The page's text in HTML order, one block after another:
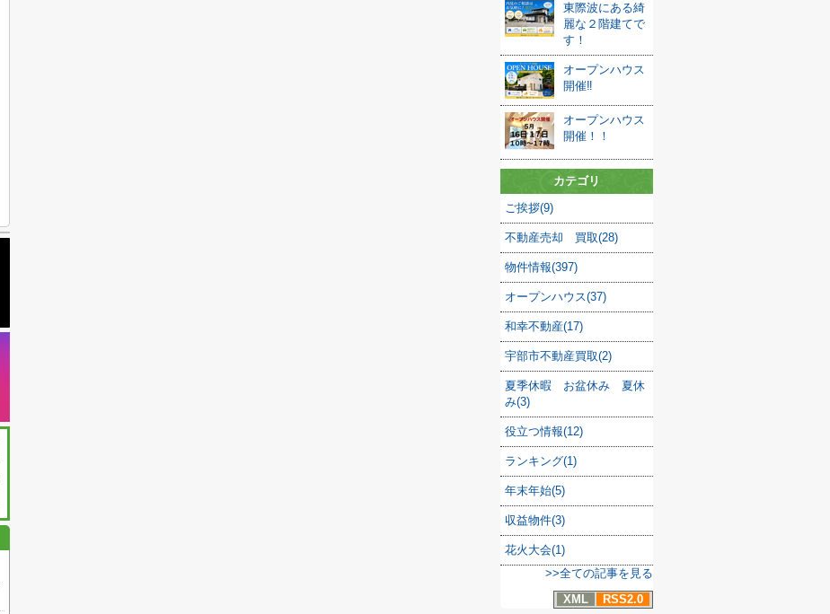
東際波にある綺
麗な２階建てで
す！
オープンハウス
開催‼
オープンハウス
開催！！
カテゴリ
ご挨拶(9)
不動産売却 買取(28)
物件情報(397)
オープンハウス(37)
和幸不動産(17)
宇部市不動産買取(2)
夏季休暇 お盆休み 夏休
み(3)
役立つ情報(12)
ランキング(1)
年末年始(5)
収益物件(3)
花火大会(1)
>>全ての記事を見る
XML
RSS2.0